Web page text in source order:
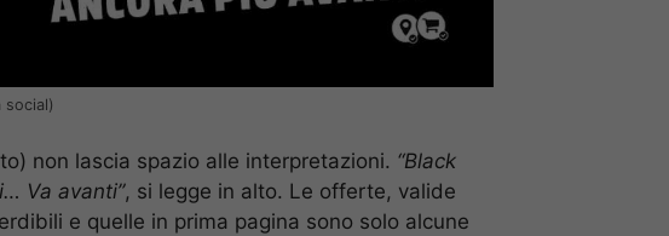
social)
non lascia spazio alle interpretazioni. “Black
Va avanti”, si legge in alto. Le offerte, valide
e quelle in prima pagina sono solo alcune